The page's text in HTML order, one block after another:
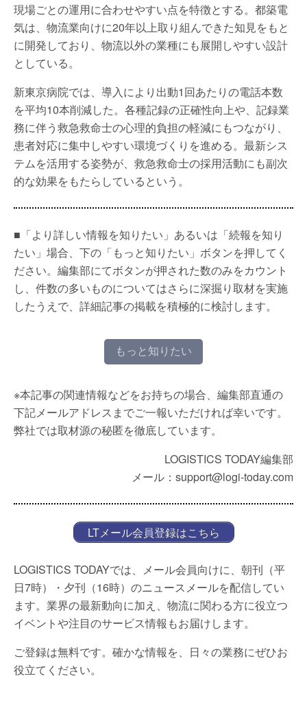
現場ごとの運用に合わせやすい点を特徴とする。都築電
気は、物流業向けに20年以上取り組んできた知見をもと
に開発しており、物流以外の業種にも展開しやすい設計
としている。
新東京病院では、導入により出動1回あたりの電話本数
を平均10本削減した。各種記録の正確性向上や、記録業
務に伴う救急救命士の心理的負担の軽減にもつながり、
患者対応に集中しやすい環境づくりを進める。最新シス
テムを活用する姿勢が、救急救命士の採用活動にも副次
的な効果をもたらしているという。
■「より詳しい情報を知りたい」あるいは「続報を知り
たい」場合、下の「もっと知りたい」ボタンを押してく
ださい。編集部にてボタンが押された数のみをカウント
し、件数の多いものについてはさらに深掘り取材を実施
したうえで、詳細記事の掲載を積極的に検討します。
もっと知りたい
※本記事の関連情報などをお持ちの場合、編集部直通の
下記メールアドレスまでご一報いただければ幸いです。
弊社では取材源の秘匿を徹底しています。
LOGISTICS TODAY編集部
メール：support@logi-today.com
LTメール会員登録はこちら
LOGISTICS TODAYでは、メール会員向けに、朝刊（平
日7時）・夕刊（16時）のニュースメールを配信してい
ます。業界の最新動向に加え、物流に関わる方に役立つ
イベントや注目のサービス情報もお届けします。
ご登録は無料です。確かな情報を、日々の業務にぜひお
役立てください。